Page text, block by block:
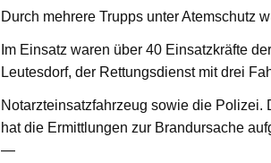
Durch mehrere Trupps unter Atemschutz
Im Einsatz waren über 40 Einsatzkräfte
Leutesdorf, der Rettungsdienst mit drei
Notarzteinsatzfahrzeug sowie die Polizei.
hat die Ermittlungen zur Brandursache
—